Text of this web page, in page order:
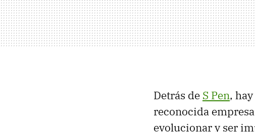
Detrás de S Pen,
reconocida empresa
evolucionar y ser